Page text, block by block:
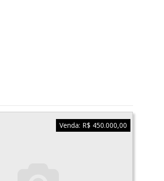
Venda: R$ 450.000,00